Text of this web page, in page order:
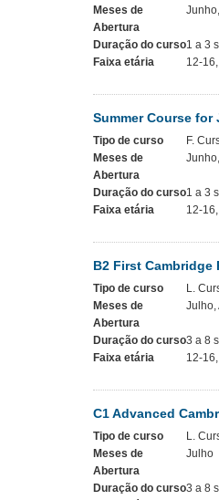
Meses de
Abertura
Duração do curso1 a 3
Faixa etária
12-
Summer Course for
Tipo de curso
F.
Meses de
Abertura
Duração do curso1 a 3
Faixa etária
12-
B2 First Cambridge
Tipo de curso
L.
Meses de
Abertura
Julho,
Duração do curso3 a 8
Faixa etária
12-
C1 Advanced
Tipo de curso
L.
Meses de
Abertura
Julho
Duração do curso3 a 8